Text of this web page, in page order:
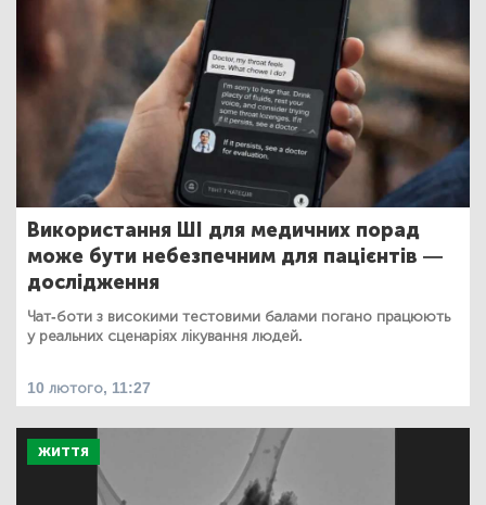
Використання ШІ для медичних порад
може бути небезпечним для пацієнтів —
дослідження
Чат-боти з високими тестовими балами погано працюють
у реальних сценаріях лікування людей.
10 лютого, 11:27
ЖИТТЯ